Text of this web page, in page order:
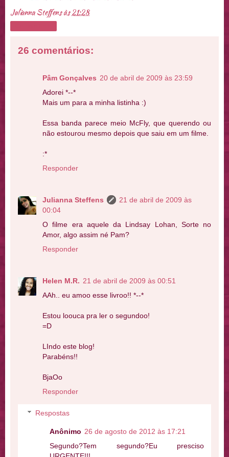
Julianna Steffensàs21:28
26 comentários:
Pâm Gonçalves 20 de abril de 2009 às 23:59
Adorei *--*
Mais um para a minha listinha :)
Essa banda parece meio McFly, que querendo ou
não estourou mesmo depois que saiu em um filme.
:*
Responder
Julianna Steffens
21 de abril de 2009 às
00:04
O filme era aquele da Lindsay Lohan, Sorte no
Amor, algo assim né Pam?
Responder
Helen M.R. 21 de abril de 2009 às 00:51
AAh.. eu amoo esse livroo!! *--*
Estou loouca pra ler o segundoo!
=D
LIndo este blog!
Parabéns!!
BjaOo
Responder
Respostas
Anônimo 26 de agosto de 2012 às 17:21
Segundo?Tem segundo?Eu presciso